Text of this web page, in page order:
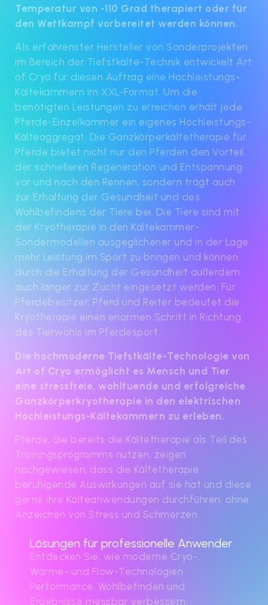
Temperatur von -110 Grad therapiert oder für
den Wettkampf vorbereitet werden können.
Als erfahrenster Hersteller von Sonderprojekten
im Bereich der Tiefstkälte-Technik entwickelt Art
of Cryo für diesen Auftrag eine Hochleistungs-
Kältekammern im XXL-Format. Um die
benötigten Leistungen zu erreichen erhält jede
Pferde-Einzelkammer ein eigenes Hochleistungs-
Kälteaggregat. Die Ganzkörperkältetherapie für
Pferde bietet nicht nur den Pferden den Vorteil
der schnelleren Regeneration und Entspannung
vor und nach den Rennen, sondern trägt auch
zur Erhaltung der Gesundheit und des
Wohlbefindens der Tiere bei. Die Tiere sind mit
der Kryotherapie in den Kältekammer-
Sondermodellen ausgeglichener und in der Lage
mehr Leistung im Sport zu bringen und können
durch die Erhaltung der Gesundheit außerdem
auch länger zur Zucht eingesetzt werden. Für
Pferdebesitzer, Pferd und Reiter bedeutet die
Kryotherapie einen enormen Schritt in Richtung
des Tierwohls im Pferdesport.
Die hochmoderne Tiefstkälte-Technologie von
Art of Cryo ermöglicht es Mensch und Tier
eine stressfreie, wohltuende und erfolgreiche
Ganzkörperkryotherapie in den elektrischen
Hochleistungs-Kältekammern zu erleben.
Pferde, die bereits die Kältetherapie als Teil des
Trainingsprogramms nutzen, zeigen
nachgewiesen, dass die Kältetherapie
beruhigende Auswirkungen auf sie hat und diese
gerne ihre Kälteanwendungen durchführen, ohne
Anzeichen von Stress und Schmerzen.
Lösungen für professionelle Anwender
Entdecken Sie, wie moderne Cryo-,
Wärme- und Flow-Technologien
Performance, Wohlbefinden und
Ergebnisse messbar verbessern.